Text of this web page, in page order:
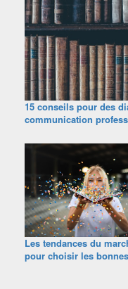
15 conseils pour des
communication
Les tendances du
pour choisir les